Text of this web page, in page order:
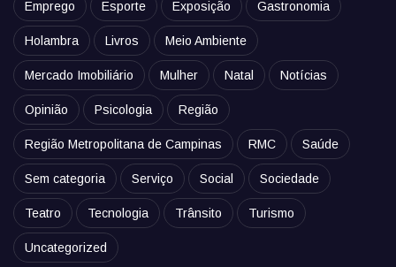
Emprego Esporte Exposição Gastronomia
Holambra Livros Meio Ambiente
Mercado Imobiliário Mulher Natal Notícias
Opinião Psicologia Região
Região Metropolitana de Campinas RMC Saúde
Sem categoria Serviço Social Sociedade
Teatro Tecnologia Trânsito Turismo
Uncategorized